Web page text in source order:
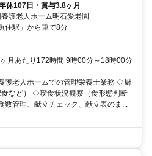
休107日・賞与3.8ヶ月
護老人ホーム明石愛老園
住駅」から車で8分
月あたり172時間 9時00分～18時00分
護老人ホームでの管理栄養士業務 ◇厨
など） ◇喫食状況観察（食形態判断
管理、献立チェック、献立表のま...